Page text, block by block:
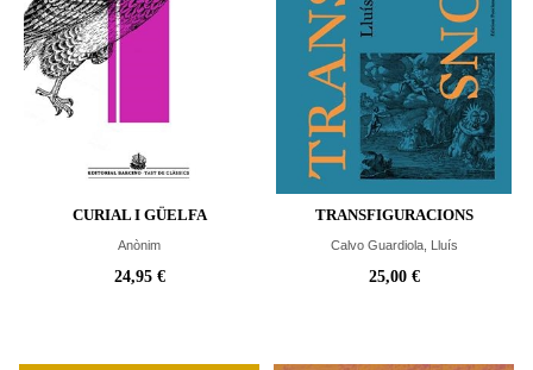
CURIAL I GÜELFA
Anònim
24,95 €
TRANSFIGURACIONS
Calvo Guardiola, Lluís
25,00 €